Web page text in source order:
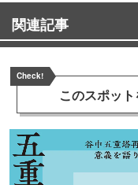
関連記事
Check!
このスポッ